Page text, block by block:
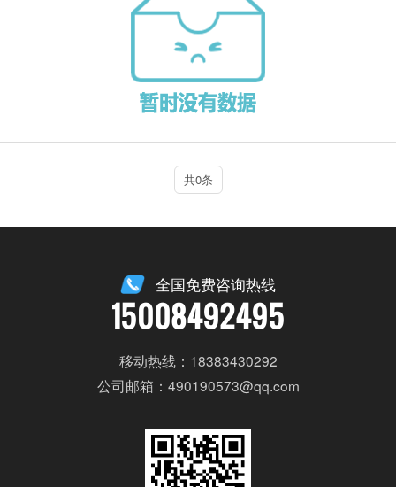
共0条
全国免费咨询热线
15008492495
移动热线：18383430292
公司邮箱：490190573@qq.com